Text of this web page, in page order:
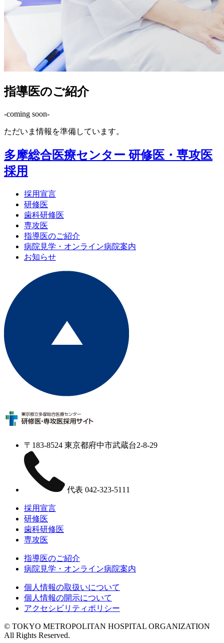
指導医のご紹介
-coming soon-
ただいま情報を準備しています。
多摩総合医療センター 研修医・専攻医
採用
採用宣言
研修医
歯科研修医
専攻医
指導医のご紹介
病院見学・オンライン病院案内
お知らせ
〒183-8524 東京都府中市武蔵台2-8-29
代表 042-323-5111
採用宣言
研修医
歯科研修医
専攻医
指導医のご紹介
病院見学・オンライン病院案内
個人情報の取扱いについて
個人情報の開示について
アクセシビリティポリシー
© TOKYO METROPOLITAN HOSPITAL ORGANIZATION
All Rights Reserved.